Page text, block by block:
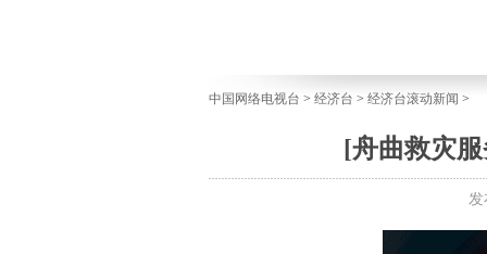
中国网络电视台 > 经济台 > 经济台滚动新闻 >
[舟曲救灾